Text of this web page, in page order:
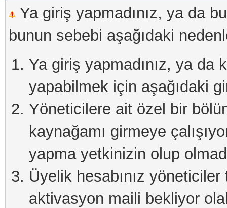
Ya giriş yapmadınız, ya da
bunun sebebi aşağıdaki
Ya giriş yapmadınız, ya da
yapabilmek için aşağıdaki
Yöneticilere ait özel bir
kaynağamı girmeye
yapma yetkinizin olup
Üyelik hesabınız
aktivasyon maili bekliyor